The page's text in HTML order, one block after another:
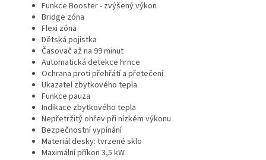
Funkce Booster - zvýšený výkon
Bridge zóna
Flexi zóna
Dětská pojistka
Časovač až na 99 minut
Automatická detekce hrnce
Ochrana proti přehřátí a přetečení
Ukazatel zbytkového tepla
Funkce pauza
Indikace zbytkového tepla
Nepřetržitý ohřev při nízkém výkonu
Bezpečnostní vypínání
Materiál desky: tvrzené sklo
Maximální příkon 3,5 kW